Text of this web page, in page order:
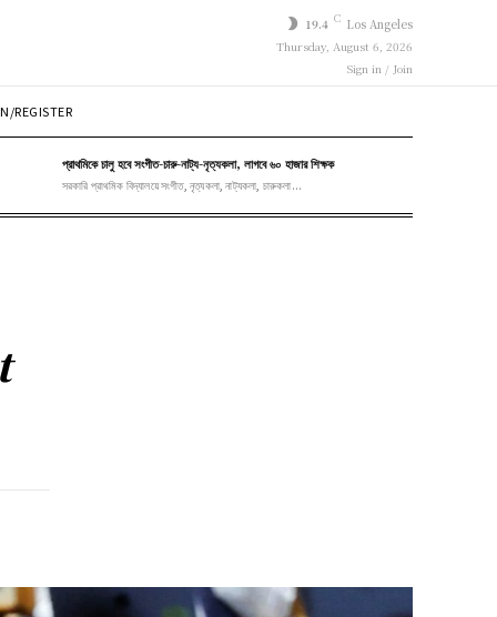
19.4 C Los Angeles
Thursday, August 6, 2026
Sign in / Join
REGISTER
প্রাথমিকে চালু হবে সংগীত-চারু-নাট্য-নৃত্যকলা, লাগবে ৬০ হাজার শিক্ষক
সরকারি প্রাথমিক বিদ্যালয়ে সংগীত, নৃত্যকলা, নাট্যকলা, চারুকলা...